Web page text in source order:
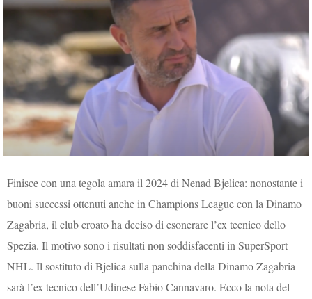
Finisce con una tegola amara il 2024 di Nenad Bjelica: nonostante i
buoni successi ottenuti anche in Champions League con la Dinamo
Zagabria, il club croato ha deciso di esonerare l’ex tecnico dello
Spezia. Il motivo sono i risultati non soddisfacenti in SuperSport
NHL. Il sostituto di Bjelica sulla panchina della Dinamo Zagabria
sarà l’ex tecnico dell’Udinese Fabio Cannavaro. Ecco la nota del